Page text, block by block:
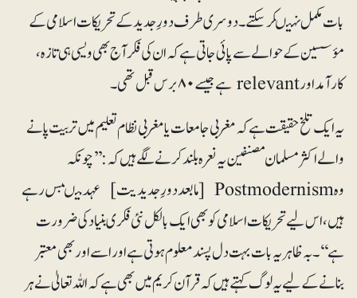
بات مکمل نہیںکر سکتے۔ دوسری طرف دورِ جدید کے تحریکات اسلامی کے
مؤسسین کے حوالے سے پائی جاتی ہے کہ ان کی فکر آج بھی ویسی ہی تازہ،
کارآمد اور relevant ہے جیسے ۸۰برس قبل تھی۔
یہ ایک تلخ حقیقت ہے کہ مغربی جامعات یا مغربی نظام تعلیم میں تربیت پانے
والے اکثر مسلمان مصنفین یہ نعرہ بلند کرنے لگے ہیں کہ:’’ چونکہ
وہ Postmodernism [مابعد دورِ جدیدیت] عہد میںبس رہے
ہیں، اس لیے تحریکات اسلامی کو بھی ایک بالکل نئی فکری بنیاد کی ضرورت
ہے‘‘۔ بہ ظاہریہ بات بہت دل پسند معلوم ہوتی ہے اور اسے اور بھی معتبر
بنانے کے لیے یہ لوگ کہتے ہیں کہ قرآن کریم میں بھی ہے کہ اللہ تعالیٰ نے ہر